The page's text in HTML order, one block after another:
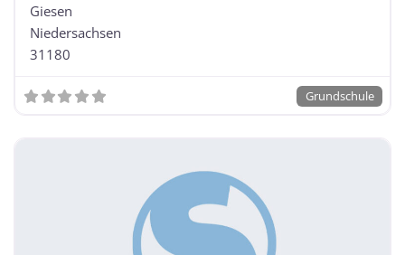
Giesen
Niedersachsen
31180
Grundschule